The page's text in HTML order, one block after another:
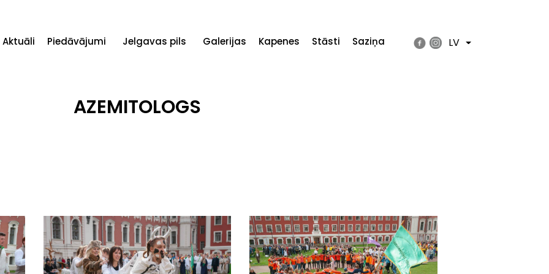
LV List additional actions
Aktuāli Piedāvājumi Jelgavas pils Galerijas Kapenes Stāsti Saziņa
AZEMITOLOGS